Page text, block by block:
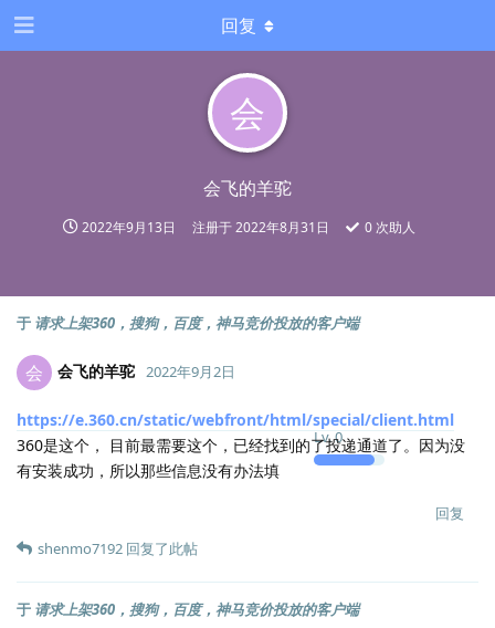
会
会飞的羊驼
2022年9月13日 注册于2022年8月31日 0 次助人
回复
于 请求上架360，搜狗，百度，神马竞价投放的客户端
会 会飞的羊驼
Lv.0
2022年9月2日
https://e.360.cn/static/webfront/html/special/client.html
360是这个， 目前最需要这个，已经找到的了投递通道了。因为没
有安装成功，所以那些信息没有办法填
回复
shenmo7192 回复了此帖
于 请求上架360，搜狗，百度，神马竞价投放的客户端